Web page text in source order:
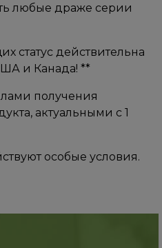
любые драже серии
статус действительна
и Канада!​ **
получения
актуальными с 1
особые условия.